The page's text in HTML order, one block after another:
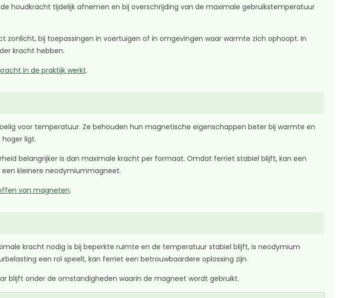
houdkracht tijdelijk afnemen en bij overschrijding van de maximale gebruikstemperatuur
bij toepassingen in voertuigen of in omgevingen waar warmte zich ophoopt. In
kracht hebben.
in de praktijk werkt.
voor temperatuur. Ze behouden hun magnetische eigenschappen beter bij warmte en
ligt.
belangrijker is dan maximale kracht per formaat. Omdat ferriet stabiel blijft, kan een
kleinere neodymiummagneet.
van magneten.
kracht nodig is bij beperkte ruimte en de temperatuur stabiel blijft, is neodymium
een rol speelt, kan ferriet een betrouwbaardere oplossing zijn.
blijft onder de omstandigheden waarin de magneet wordt gebruikt.